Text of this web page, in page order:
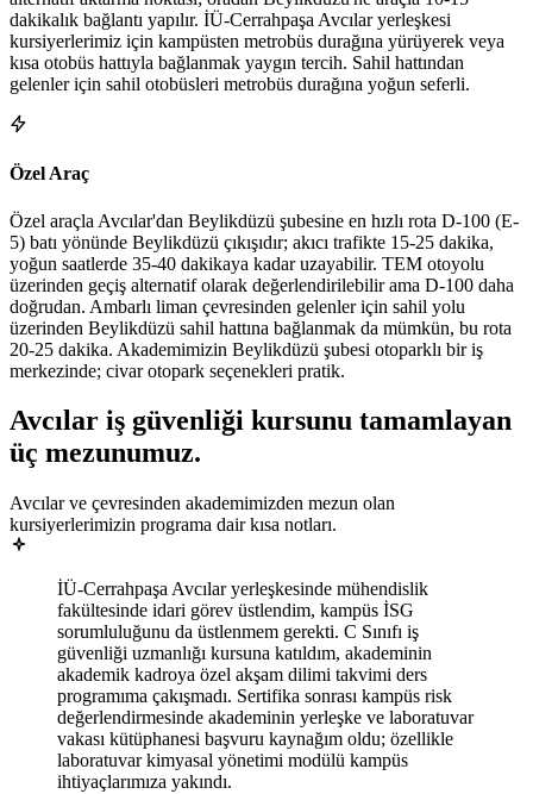
dakikalık bağlantı yapılır. İÜ-Cerrahpaşa Avcılar yerleşkesi
kursiyerlerimiz için kampüsten metrobüs durağına yürüyerek veya
kısa otobüs hattıyla bağlanmak yaygın tercih. Sahil hattından
gelenler için sahil otobüsleri metrobüs durağına yoğun seferli.
Özel Araç
Özel araçla Avcılar'dan Beylikdüzü şubesine en hızlı rota D-100 (E-
5) batı yönünde Beylikdüzü çıkışıdır; akıcı trafikte 15-25 dakika,
yoğun saatlerde 35-40 dakikaya kadar uzayabilir. TEM otoyolu
üzerinden geçiş alternatif olarak değerlendirilebilir ama D-100 daha
doğrudan. Ambarlı liman çevresinden gelenler için sahil yolu
üzerinden Beylikdüzü sahil hattına bağlanmak da mümkün, bu rota
20-25 dakika. Akademimizin Beylikdüzü şubesi otoparklı bir iş
merkezinde; civar otopark seçenekleri pratik.
Avcılar iş güvenliği kursunu tamamlayan
üç mezunumuz.
Avcılar ve çevresinden akademimizden mezun olan
kursiyerlerimizin programa dair kısa notları.
İÜ-Cerrahpaşa Avcılar yerleşkesinde mühendislik
fakültesinde idari görev üstlendim, kampüs İSG
sorumluluğunu da üstlenmem gerekti. C Sınıfı iş
güvenliği uzmanlığı kursuna katıldım, akademinin
akademik kadroya özel akşam dilimi takvimi ders
programıma çakışmadı. Sertifika sonrası kampüs risk
değerlendirmesinde akademinin yerleşke ve laboratuvar
vakası kütüphanesi başvuru kaynağım oldu; özellikle
laboratuvar kimyasal yönetimi modülü kampüs
ihtiyaçlarımıza yakındı.